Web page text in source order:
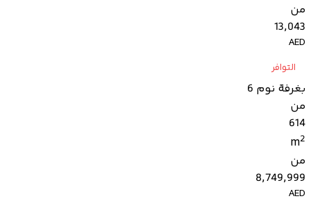
من
13,043
AED
التوافر
بغرفة نوم 6
من
614
m2
من
8,749,999
AED